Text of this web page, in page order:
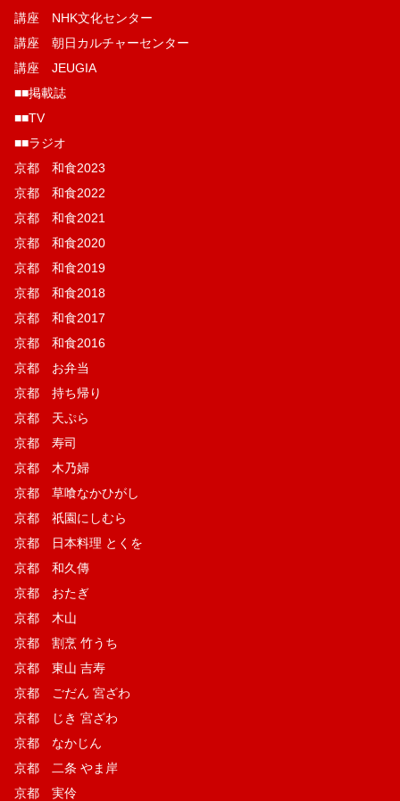
講座 NHK文化センター
講座 朝日カルチャーセンター
講座 JEUGIA
■■掲載誌
■■TV
■■ラジオ
京都 和食2023
京都 和食2022
京都 和食2021
京都 和食2020
京都 和食2019
京都 和食2018
京都 和食2017
京都 和食2016
京都 お弁当
京都 持ち帰り
京都 天ぷら
京都 寿司
京都 木乃婦
京都 草喰なかひがし
京都 祇園にしむら
京都 日本料理 とくを
京都 和久傳
京都 おたぎ
京都 木山
京都 割烹 竹うち
京都 東山 吉寿
京都 ごだん 宮ざわ
京都 じき 宮ざわ
京都 なかじん
京都 二条 やま岸
京都 実伶